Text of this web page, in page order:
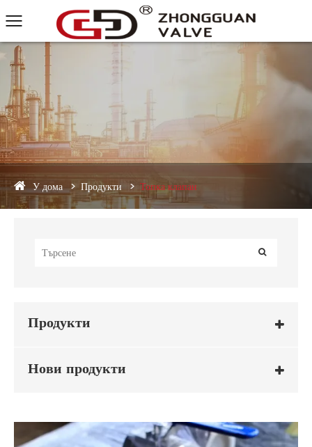
У дома Продукти Топка клапан
Продукти
Нови продукти